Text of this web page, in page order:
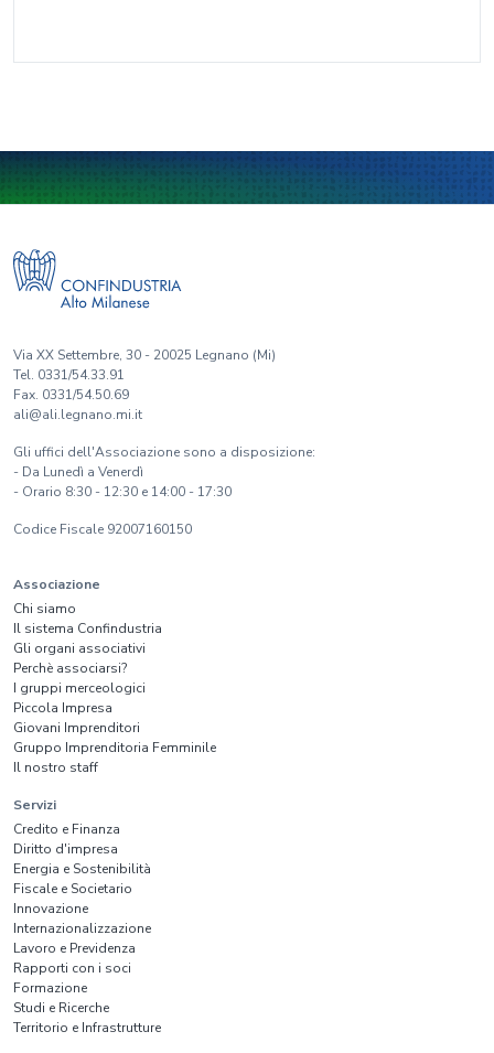
Via XX Settembre, 30 - 20025 Legnano (Mi)
Tel. 0331/54.33.91
Fax. 0331/54.50.69
ali@ali.legnano.mi.it
Gli uffici dell'Associazione sono a disposizione:
- Da Lunedì a Venerdì
- Orario 8:30 - 12:30 e 14:00 - 17:30
Codice Fiscale 92007160150
Associazione
Chi siamo
Il sistema Confindustria
Gli organi associativi
Perchè associarsi?
I gruppi merceologici
Piccola Impresa
Giovani Imprenditori
Gruppo Imprenditoria Femminile
Il nostro staff
Servizi
Credito e Finanza
Diritto d'impresa
Energia e Sostenibilità
Fiscale e Societario
Innovazione
Internazionalizzazione
Lavoro e Previdenza
Rapporti con i soci
Formazione
Studi e Ricerche
Territorio e Infrastrutture